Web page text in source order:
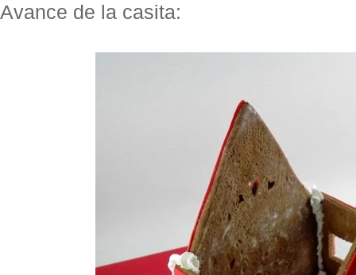
Avance de la casita: